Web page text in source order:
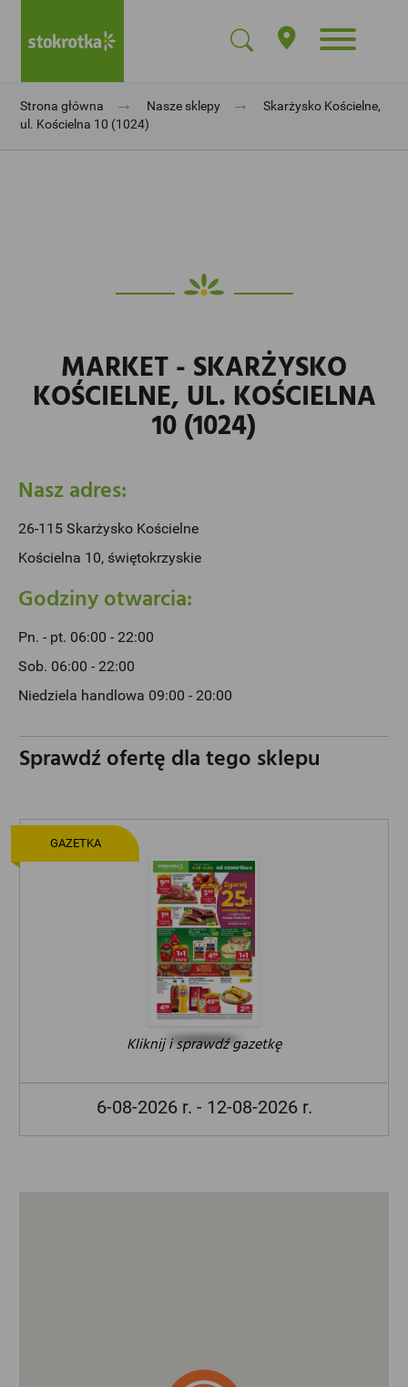
Strona główna → Nasze sklepy →
Skarżysko Kościelne,
ul. Kościelna 10 (1024)
MARKET - SKARŻYSKO
KOŚCIELNE, UL. KOŚCIELNA
10 (1024)
Nasz adres:
26-115 Skarżysko Kościelne
Kościelna 10, świętokrzyskie
Godziny otwarcia:
Pn. - pt. 06:00 - 22:00
Sob. 06:00 - 22:00
Niedziela handlowa 09:00 - 20:00
Sprawdź ofertę dla tego sklepu
Kliknij i sprawdź gazetkę
6-08-2026 r. - 12-08-2026 r.
GAZETKA